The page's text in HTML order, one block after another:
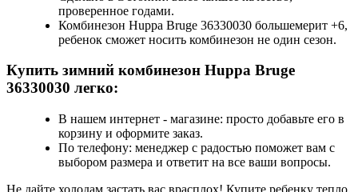
проверенное годами.
Комбинезон Huppa Bruge 36330030 большемерит +6,
ребенок сможет носить комбинезон не один сезон.
Купить зимний комбинезон Huppa Bruge
36330030 легко:
В нашем интернет - магазине: просто добавьте его в
корзину и оформите заказ.
По телефону: менеджер с радостью поможет вам с
выбором размера и ответит на все ваши вопросы.
Не дайте холодам застать вас врасплох! Купите ребенку тепло,